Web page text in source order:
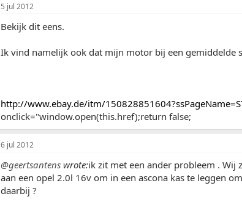
5 jul 2012
Bekijk dit eens.
Ik vind namelijk ook dat mijn motor bij een gemiddelde
http://www.ebay.de/itm/
onclick="window.open(this.href);return false;
6 jul 2012
@geertsantens wrote:ik zit met een ander probleem . Wij
aan een opel 2.0l 16v om in een ascona kas te leggen
daarbij ?